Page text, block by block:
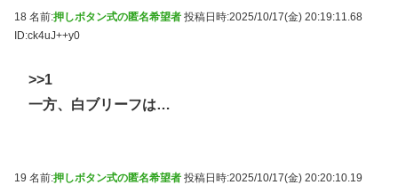
18 名前:押しボタン式の匿名希望者 投稿日時:2025/10/17(金) 20:19:11.68
ID:ck4uJ++y0
>>1
一方、白ブリーフは…
19 名前:押しボタン式の匿名希望者 投稿日時:2025/10/17(金) 20:20:10.19